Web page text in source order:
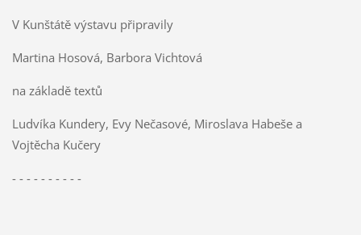
V Kunštátě výstavu připravily
Martina Hosová, Barbora Vichtová
na základě textů
Ludvíka Kundery, Evy Nečasové, Miroslava Habeše a
Vojtěcha Kučery
- - - - - - - - - -